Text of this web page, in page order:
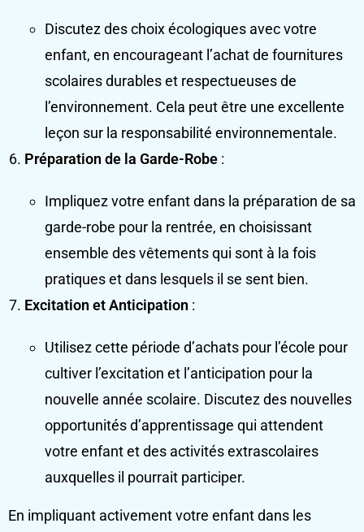
Discutez des choix écologiques avec votre
enfant, en encourageant l’achat de fournitures
scolaires durables et respectueuses de
l’environnement. Cela peut être une excellente
leçon sur la responsabilité environnementale.
Préparation de la Garde-Robe :
Impliquez votre enfant dans la préparation de sa
garde-robe pour la rentrée, en choisissant
ensemble des vêtements qui sont à la fois
pratiques et dans lesquels il se sent bien.
Excitation et Anticipation :
Utilisez cette période d’achats pour l’école pour
cultiver l’excitation et l’anticipation pour la
nouvelle année scolaire. Discutez des nouvelles
opportunités d’apprentissage qui attendent
votre enfant et des activités extrascolaires
auxquelles il pourrait participer.
En impliquant activement votre enfant dans les